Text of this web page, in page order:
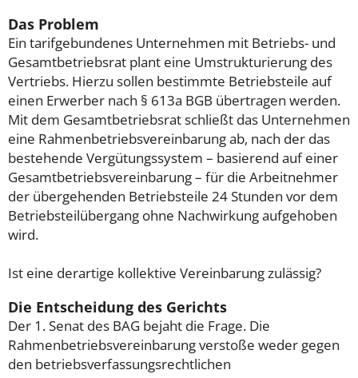
Das Problem
Ein tarifgebundenes Unternehmen mit Betriebs- und
Gesamtbetriebsrat plant eine Umstrukturierung des
Vertriebs. Hierzu sollen bestimmte Betriebsteile auf
einen Erwerber nach § 613a BGB übertragen werden.
Mit dem Gesamtbetriebsrat schließt das Unternehmen
eine Rahmenbetriebsvereinbarung ab, nach der das
bestehende Vergütungssystem – basierend auf einer
Gesamtbetriebsvereinbarung – für die Arbeitnehmer
der übergehenden Betriebsteile 24 Stunden vor dem
Betriebsteilübergang ohne Nachwirkung aufgehoben
wird.
Ist eine derartige kollektive Vereinbarung zulässig?
Die Entscheidung des Gerichts
Der 1. Senat des BAG bejaht die Frage. Die
Rahmenbetriebsvereinbarung verstoße weder gegen
den betriebsverfassungsrechtlichen